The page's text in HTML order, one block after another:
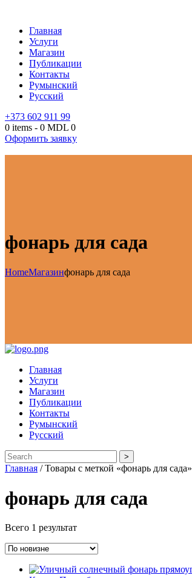
Главная
Услуги
Магазин
Публикации
Контакты
Румынский
Русский
+373 602 911 99
0 items - 0 MDL 0
Оформить заявку
фонарь для сада
HomeМагазинфонарь для сада
Главная
Услуги
Магазин
Публикации
Контакты
Румынский
Русский
>
Главная / Товары с меткой «фонарь для сада»
фонарь для сада
Всего 1 результат